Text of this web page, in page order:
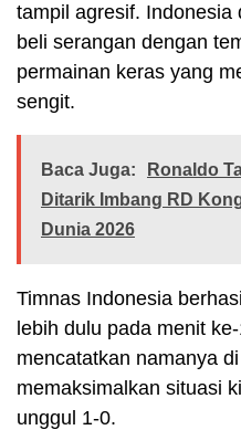
tampil agresif. Indonesia
beli serangan dengan
permainan keras yang
sengit.
Baca Juga:
Ronaldo
Ditarik Imbang RD
Dunia 2026
Timnas Indonesia
lebih dulu pada menit
mencatatkan namanya
memaksimalkan situasi
unggul 1-0.